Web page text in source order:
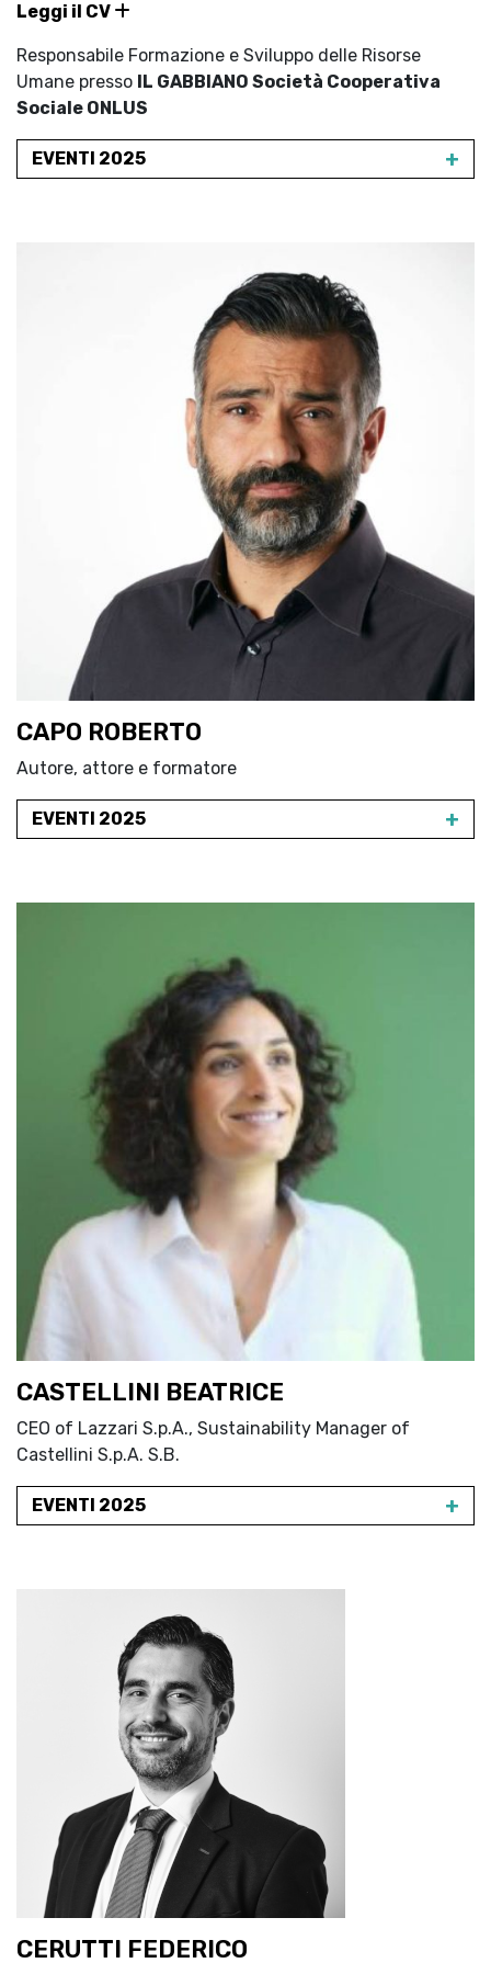
Leggi il CV
Responsabile Formazione e Sviluppo delle Risorse
Umane presso IL GABBIANO Società Cooperativa
Sociale ONLUS
EVENTI 2025 +
CAPO ROBERTO
Autore, attore e formatore
EVENTI 2025 +
CASTELLINI BEATRICE
CEO of Lazzari S.p.A., Sustainability Manager of
Castellini S.p.A. S.B.
EVENTI 2025 +
CERUTTI FEDERICO